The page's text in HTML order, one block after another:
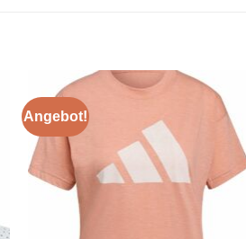
Angebot!
Add to
wishlist